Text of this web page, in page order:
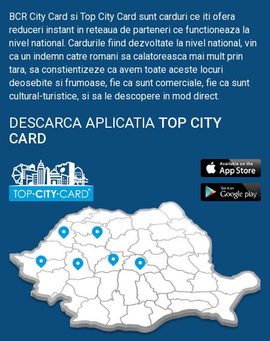
BCR City Card si Top City Card sunt carduri ce iti ofera
reduceri instant in reteaua de parteneri ce functioneaza la
nivel national. Cardurile fiind dezvoltate la nivel national, vin
ca un indemn catre romani sa calatoreasca mai mult prin
tara, sa constientizeze ca avem toate aceste locuri
deosebite si frumoase, fie ca sunt comerciale, fie ca sunt
cultural-turistice, si sa le descopere in mod direct.
DESCARCA APLICATIA TOP CITY
CARD